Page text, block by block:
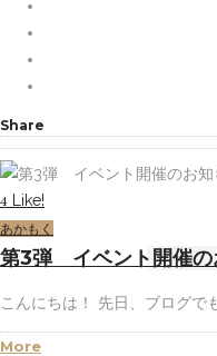
Share
4 Like!
あかもく
第3弾 イベント開催の
こんにちは！ 先日、ブログで
More